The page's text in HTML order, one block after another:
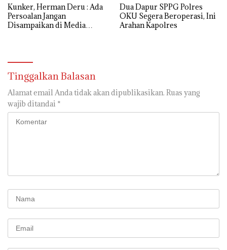
Kunker, Herman Deru : Ada
Persoalan Jangan
Disampaikan di Media
Dua Dapur SPPG Polres
OKU Segera Beroperasi, Ini
Arahan Kapolres
Tinggalkan Balasan
Alamat email Anda tidak akan dipublikasikan. Ruas yang
wajib ditandai *